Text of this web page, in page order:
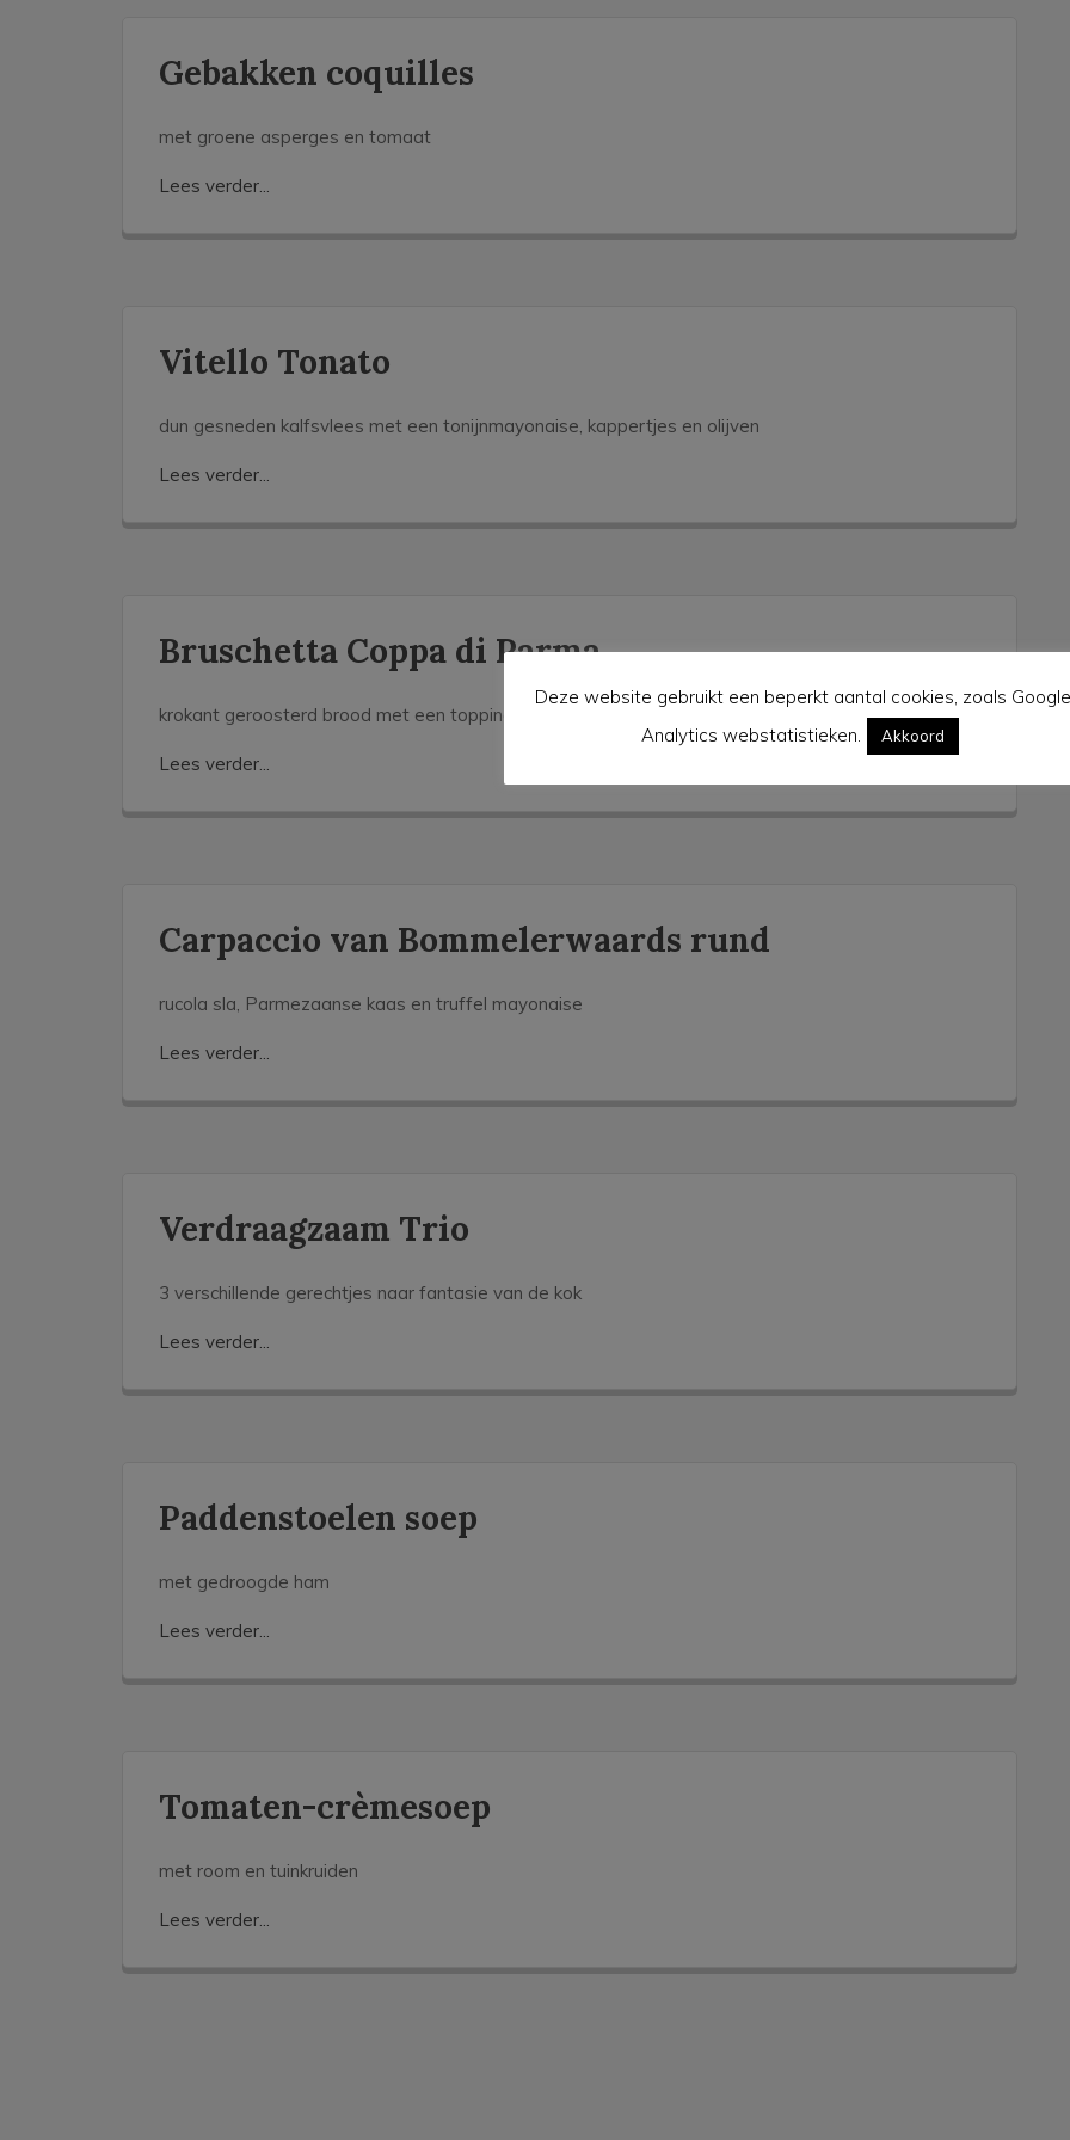
Gebakken coquilles
met groene asperges en tomaat
Lees verder...
Vitello Tonato
dun gesneden kalfsvlees met een tonijnmayonaise, kappertjes en olijven
Lees verder...
Bruschetta Coppa di Parma
krokant geroosterd brood met een topping van tomaat, ham en basilicum
Lees verder...
Carpaccio van Bommelerwaards rund
rucola sla, Parmezaanse kaas en truffel mayonaise
Lees verder...
Verdraagzaam Trio
3 verschillende gerechtjes naar fantasie van de kok
Lees verder...
Paddenstoelen soep
met gedroogde ham
Lees verder...
Tomaten-crèmesoep
met room en tuinkruiden
Lees verder...
Deze website gebruikt een beperkt aantal cookies, zoals Google
Analytics webstatistieken.
Akkoord